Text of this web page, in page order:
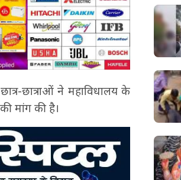
छात्राओं ने महाविधालय के
मांग की है।